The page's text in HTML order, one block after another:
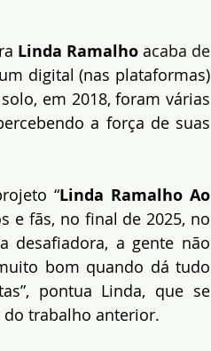
Linda Ramalho acaba de
digital (nas plataformas)
em 2018, foram várias
a força de suas
“Linda Ramalho Ao
e fãs, no final de 2025, no
desafiadora, a gente não
bom quando dá tudo
pontua Linda, que se
trabalho anterior.